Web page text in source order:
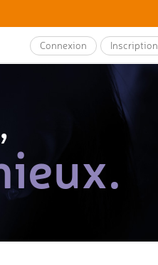
Connexion Inscription